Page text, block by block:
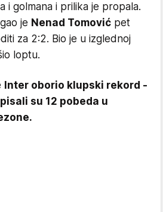
i golmana i prilika je propala.
je Nenad Tomović pet
za 2:2. Bio je u izglednoj
loptu.
Inter oborio klupski rekord -
su 12 pobeda u